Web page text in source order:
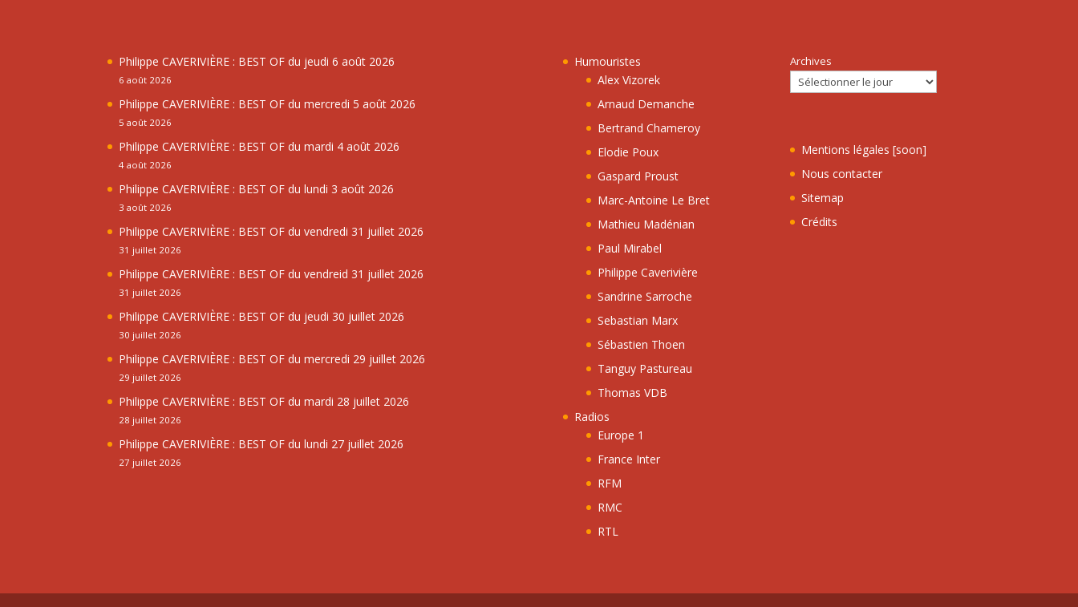
Philippe CAVERIVIÈRE : BEST OF du jeudi 6 août 2026
6 août 2026
Philippe CAVERIVIÈRE : BEST OF du mercredi 5 août 2026
5 août 2026
Philippe CAVERIVIÈRE : BEST OF du mardi 4 août 2026
4 août 2026
Philippe CAVERIVIÈRE : BEST OF du lundi 3 août 2026
3 août 2026
Philippe CAVERIVIÈRE : BEST OF du vendredi 31 juillet 2026
31 juillet 2026
Philippe CAVERIVIÈRE : BEST OF du vendreid 31 juillet 2026
31 juillet 2026
Philippe CAVERIVIÈRE : BEST OF du jeudi 30 juillet 2026
30 juillet 2026
Philippe CAVERIVIÈRE : BEST OF du mercredi 29 juillet 2026
29 juillet 2026
Philippe CAVERIVIÈRE : BEST OF du mardi 28 juillet 2026
28 juillet 2026
Philippe CAVERIVIÈRE : BEST OF du lundi 27 juillet 2026
27 juillet 2026
Humouristes
Alex Vizorek
Arnaud Demanche
Bertrand Chameroy
Elodie Poux
Gaspard Proust
Marc-Antoine Le Bret
Mathieu Madénian
Paul Mirabel
Philippe Caverivière
Sandrine Sarroche
Sebastian Marx
Sébastien Thoen
Tanguy Pastureau
Thomas VDB
Radios
Europe 1
France Inter
RFM
RMC
RTL
Archives
Mentions légales [soon]
Nous contacter
Sitemap
Crédits